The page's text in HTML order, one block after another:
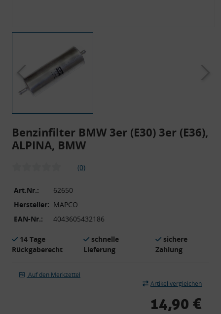
Benzinfilter BMW 3er (E30) 3er (E36),
ALPINA, BMW
(0)
Art.Nr.:
62650
Hersteller: MAPCO
EAN-Nr.:
4043605432186
14 Tage
Rückgaberecht
schnelle
Lieferung
sichere
Zahlung
Auf den Merkzettel
Artikel vergleichen
14,90 €